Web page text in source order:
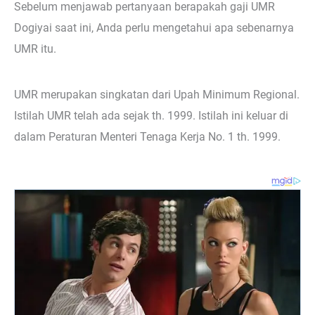
Sebelum menjawab pertanyaan berapakah gaji UMR
Dogiyai saat ini, Anda perlu mengetahui apa sebenarnya
UMR itu.
UMR merupakan singkatan dari Upah Minimum Regional.
Istilah UMR telah ada sejak th. 1999. Istilah ini keluar di
dalam Peraturan Menteri Tenaga Kerja No. 1 th. 1999.